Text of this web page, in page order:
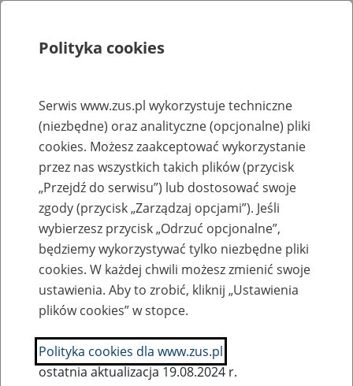
Rejestry, ewidencje i archiwa
Baza zlikwidowanych lub
przekształconych zakładów pracy
Nazwa zakładu pracy:
SZUKAJ
Polityka cookies
Serwis www.zus.pl wykorzystuje techniczne
(niezbędne) oraz analityczne (opcjonalne) pliki
cookies. Możesz zaakceptować wykorzystanie
przez nas wszystkich takich plików (przycisk
„Przejdź do serwisu”) lub dostosować swoje
zgody (przycisk „Zarządzaj opcjami”). Jeśli
wybierzesz przycisk „Odrzuć opcjonalne”,
będziemy wykorzystywać tylko niezbędne pliki
cookies. W każdej chwili możesz zmienić swoje
ustawienia. Aby to zrobić, kliknij „Ustawienia
plików cookies” w stopce.
Polityka cookies dla www.zus.pl
ostatnia aktualizacja 19.08.2024 r.